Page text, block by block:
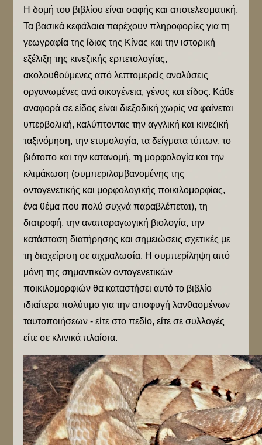
Η δομή του βιβλίου είναι σαφής και αποτελεσματική.
Τα βασικά κεφάλαια παρέχουν πληροφορίες για τη
γεωγραφία της ίδιας της Κίνας και την ιστορική
εξέλιξη της κινεζικής ερπετολογίας,
ακολουθούμενες από λεπτομερείς αναλύσεις
οργανωμένες ανά οικογένεια, γένος και είδος. Κάθε
αναφορά σε είδος είναι διεξοδική χωρίς να φαίνεται
υπερβολική, καλύπτοντας την αγγλική και κινεζική
ταξινόμηση, την ετυμολογία, τα δείγματα τύπων, το
βιότοπο και την κατανομή, τη μορφολογία και την
κλιμάκωση (συμπεριλαμβανομένης της
οντογενετικής και μορφολογικής ποικιλομορφίας,
ένα θέμα που πολύ συχνά παραβλέπεται), τη
διατροφή, την αναπαραγωγική βιολογία, την
κατάσταση διατήρησης και σημειώσεις σχετικές με
τη διαχείριση σε αιχμαλωσία. Η συμπερίληψη από
μόνη της σημαντικών οντογενετικών
ποικιλομορφιών θα καταστήσει αυτό το βιβλίο
ιδιαίτερα πολύτιμο για την αποφυγή λανθασμένων
ταυτοποιήσεων - είτε στο πεδίο, είτε σε συλλογές
είτε σε κλινικά πλαίσια.